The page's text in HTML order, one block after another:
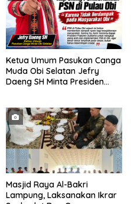
Ketua Umum Pasukan Canga
Muda Obi Selatan Jefry
Daeng SH Minta Presiden
Berdampak, Cabut Saja”
Masjid Raya Al-Bakri
Lampung, Laksanakan Ikrar